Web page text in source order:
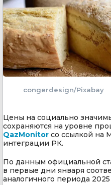
congerdesign/Pixabay
Цены на социально
сохраняются на уровне
QazMonitor со ссылкой на
интеграции РК.
По данным официальной
в первые дни января
аналогичного периода 2025